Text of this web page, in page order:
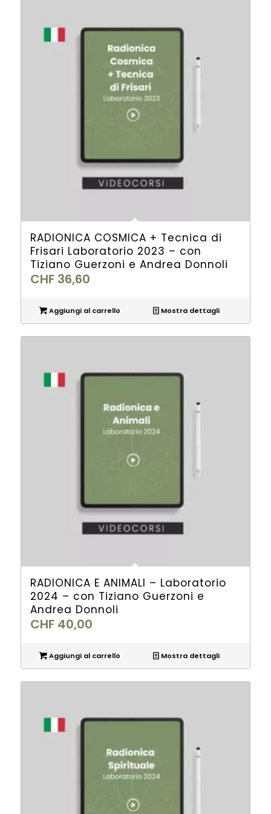
RADIONICA COSMICA + Tecnica di
Frisari Laboratorio 2023 – con
Tiziano Guerzoni e Andrea Donnoli
CHF36,60
Aggiungi al carrello Mostra dettagli
RADIONICA E ANIMALI – Laboratorio
2024 – con Tiziano Guerzoni e
Andrea Donnoli
CHF40,00
Aggiungi al carrello Mostra dettagli